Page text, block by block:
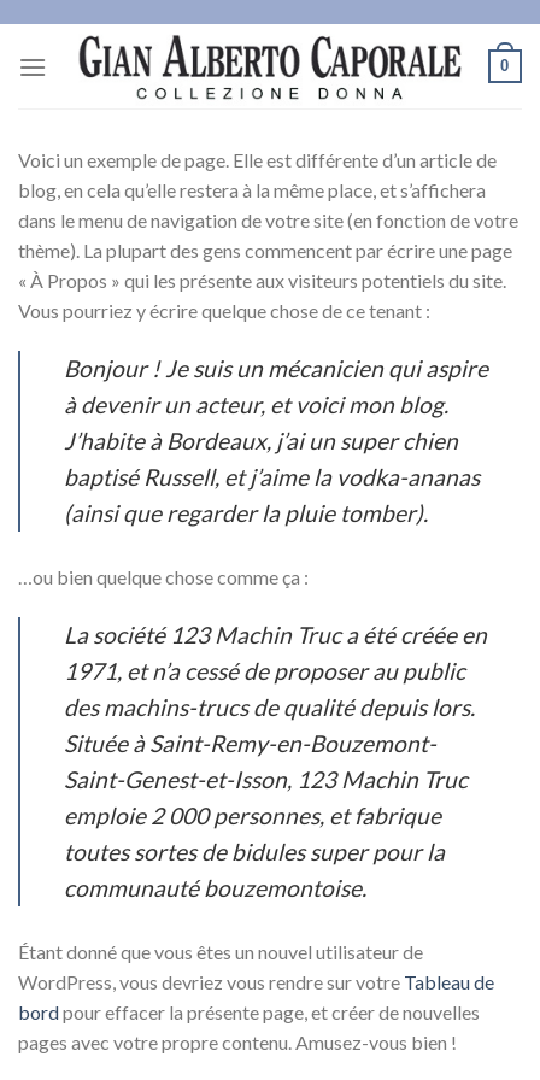
content
0
Voici un exemple de page. Elle est différente d’un article de
blog, en cela qu’elle restera à la même place, et s’affichera
dans le menu de navigation de votre site (en fonction de votre
thème). La plupart des gens commencent par écrire une page
« À Propos » qui les présente aux visiteurs potentiels du site.
Vous pourriez y écrire quelque chose de ce tenant :
Bonjour ! Je suis un mécanicien qui aspire
à devenir un acteur, et voici mon blog.
J’habite à Bordeaux, j’ai un super chien
baptisé Russell, et j’aime la vodka-ananas
(ainsi que regarder la pluie tomber).
…ou bien quelque chose comme ça :
La société 123 Machin Truc a été créée en
1971, et n’a cessé de proposer au public
des machins-trucs de qualité depuis lors.
Située à Saint-Remy-en-Bouzemont-
Saint-Genest-et-Isson, 123 Machin Truc
emploie 2 000 personnes, et fabrique
toutes sortes de bidules super pour la
communauté bouzemontoise.
Étant donné que vous êtes un nouvel utilisateur de
WordPress, vous devriez vous rendre sur votre Tableau de
bordpour effacer la présente page, et créer de nouvelles
pages avec votre propre contenu. Amusez-vous bien !